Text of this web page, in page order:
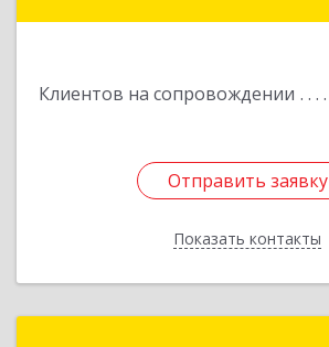
Клиентов на сопровождении
Отправить заявку
Показать контакты
Отправить заявку
Назад